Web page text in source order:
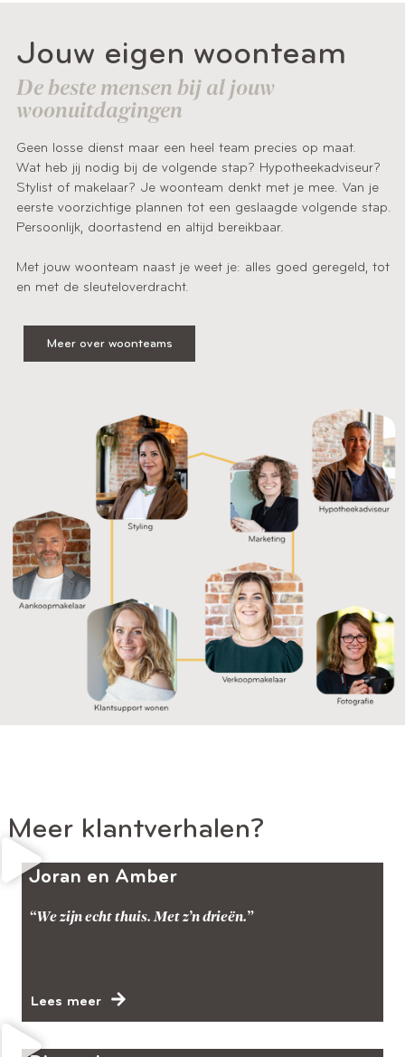
Jouw eigen woonteam
De beste mensen bij al jouw
woonuitdagingen
Geen losse dienst maar een heel team precies op maat.
Wat heb jij nodig bij de volgende stap? Hypotheekadviseur?
Stylist of makelaar? Je woonteam denkt met je mee. Van je
eerste voorzichtige plannen tot een geslaagde volgende stap.
Persoonlijk, doortastend en altijd bereikbaar.
Met jouw woonteam naast je weet je: alles goed geregeld, tot
en met de sleuteloverdracht.
Meer over woonteams
Meer klantverhalen?
Joran en Amber
“We zijn echt thuis. Met z’n drieën.”
Lees meer